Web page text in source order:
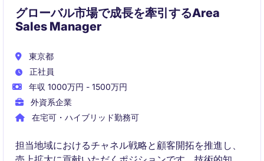
グローバル市場で成長を牽引するArea
Sales Manager
東京都
正社員
年収 1000万円 - 1500万円
外資系企業
在宅可・ハイブリッド勤務可
担当地域におけるチャネル戦略と顧客開拓を推進し、